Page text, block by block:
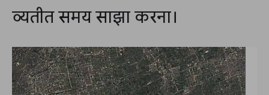
व्यतीत समय साझा करना।